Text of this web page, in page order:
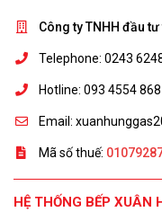
Công ty TNHH đầu
Telephone: 0243
Hotline: 093 4554 868
Email:
Mã số thuế:
HỆ THỐNG BẾP XUÂN